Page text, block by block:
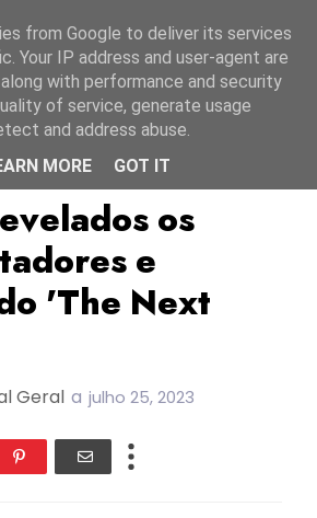
Israel The Next Star
os
e
'The Next
Geral a julho 25, 2023
from Google to deliver its services
Your IP address and user-agent are
with performance and security
of service, generate usage
and address abuse.
MORE
GOT IT